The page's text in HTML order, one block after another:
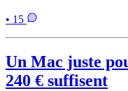
• 15
Un Mac juste
240 € suffisent